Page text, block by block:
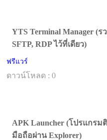
YTS Terminal Manager (
SFTP, RDP ไว้ที่เดียว)
ฟรีแวร์
ดาวน์โหลด : 0
APK Launcher (โปรแกร
มือถือผ่าน Explorer)